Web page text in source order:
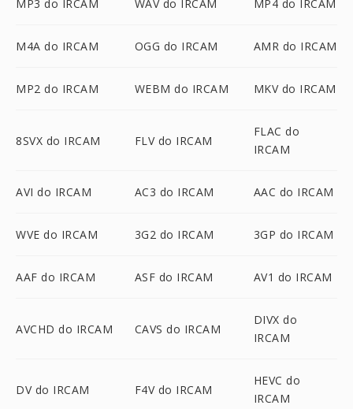
MP3 do IRCAM WAV do IRCAM MP4 do IRCAM
M4A do IRCAM OGG do IRCAM AMR do IRCAM
MP2 do IRCAM WEBM do IRCAM MKV do IRCAM
8SVX do IRCAM FLV do IRCAM
FLAC do
IRCAM
AVI do IRCAM AC3 do IRCAM AAC do IRCAM
WVE do IRCAM 3G2 do IRCAM 3GP do IRCAM
AAF do IRCAM ASF do IRCAM AV1 do IRCAM
AVCHD do IRCAM CAVS do IRCAM
DIVX do
IRCAM
DV do IRCAM F4V do IRCAM
HEVC do
IRCAM